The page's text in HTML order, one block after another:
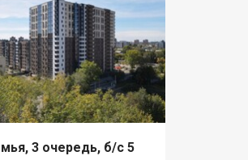
3 очередь, б/с 5